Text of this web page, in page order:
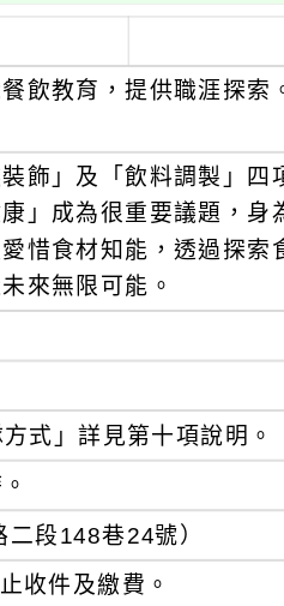
飲教育，提供職涯探索
飾」及「飲料調製」四
」成為很重要議題，身
惜食材知能，透過探索
來無限可能。
式」詳見第十項說明。
段148巷24號）
收件及繳費。